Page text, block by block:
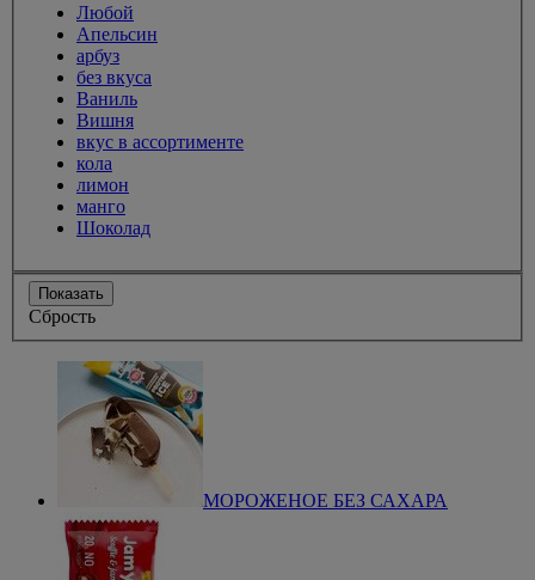
Любой
Апельсин
арбуз
без вкуса
Ваниль
Вишня
вкус в ассортименте
кола
лимон
манго
Шоколад
Показать
Сбрость
МОРОЖЕНОЕ БЕЗ САХАРА